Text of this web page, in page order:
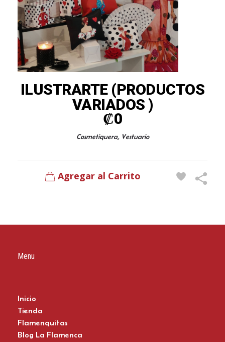
ILUSTRARTE (PRODUCTOS
VARIADOS )
₡0
Cosmetiquera, Vestuario
Agregar al Carrito
Menu
Inicio
Tienda
Flamenquitas
Blog La Flamenca